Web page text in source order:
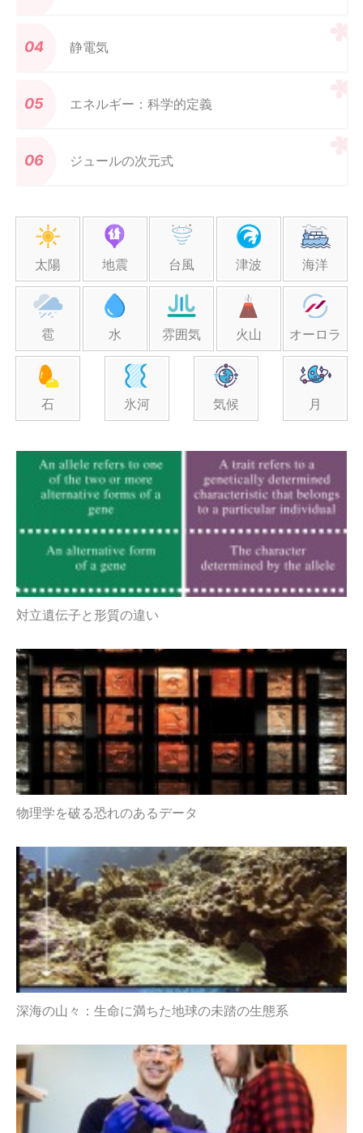
静電気
エネルギー：科学的定義
ジュールの次元式
太陽 地震 台風 津波 海洋
雹 水 雰囲気 火山 オーロラ
石 氷河 気候 月
対立遺伝子と形質の違い
物理学を破る恐れのあるデータ
深海の山々：生命に満ちた地球の未踏の生態系